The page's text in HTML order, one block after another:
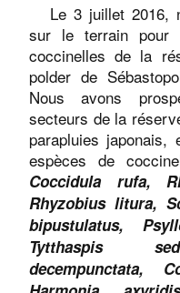
Le 3 juillet 2016,
sur le terrain pour
coccinelles de la
polder de
Nous avons
secteurs de la
parapluies
espèces de
Coccidula rufa,
Rhyzobius litura,
bipustulatus,
Tytthaspis
decempunctata,